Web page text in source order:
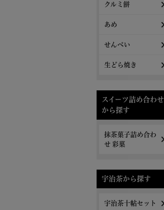
クルミ餅
あめ
せんべい
生どら焼き
スイーツ詰め合わせ
から探す
抹茶菓子詰め合わ
せ 彩菓
宇治茶から探す
宇治茶十帖セット